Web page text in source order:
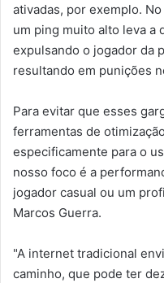
ativadas, por exemplo.
um ping muito alto leva a
expulsando o jogador da
resultando em punições
Para evitar que esses
ferramentas de
especificamente para o
nosso foco é a
jogador casual ou um
Marcos Guerra.
"A internet tradicional
caminho, que pode ter